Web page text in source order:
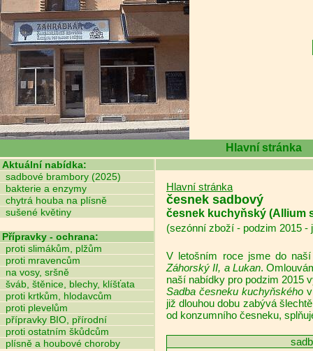
Hlavní stránka
Aktuální nabídka:
sadbové brambory (2025)
bakterie a enzymy
chytrá houba na plísně
sušené květiny
Přípravky - ochrana:
proti slimákům, plžům
proti mravencům
na vosy, sršně
šváb, štěnice, blechy, klíšťata
proti krtkům, hlodavcům
proti plevelům
přípravky BIO, přírodní
proti ostatním škůdcům
plísně a houbové choroby
Hlavní stránka
česnek sadbový
česnek kuchyňský (Allium
(sezónní zboží - podzim 2015 -
V letošním roce jsme do
Záhorský II, a Lukan.
naší nabídky pro podzim 2015
Sadba česneku kuchyňskéhov
již dlouhou dobu zabývá
od konzumního česneku,